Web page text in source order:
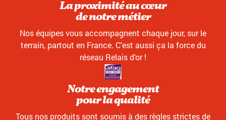
La proximité au cœur
de notre métier
Nos équipes vous accompagnent chaque jour, sur le
terrain, partout en France. C'est aussi ça la force du
réseau Relais d'or !
Notre engagement
pour la qualité
Tous nos produits sont soumis à des règles strictes de